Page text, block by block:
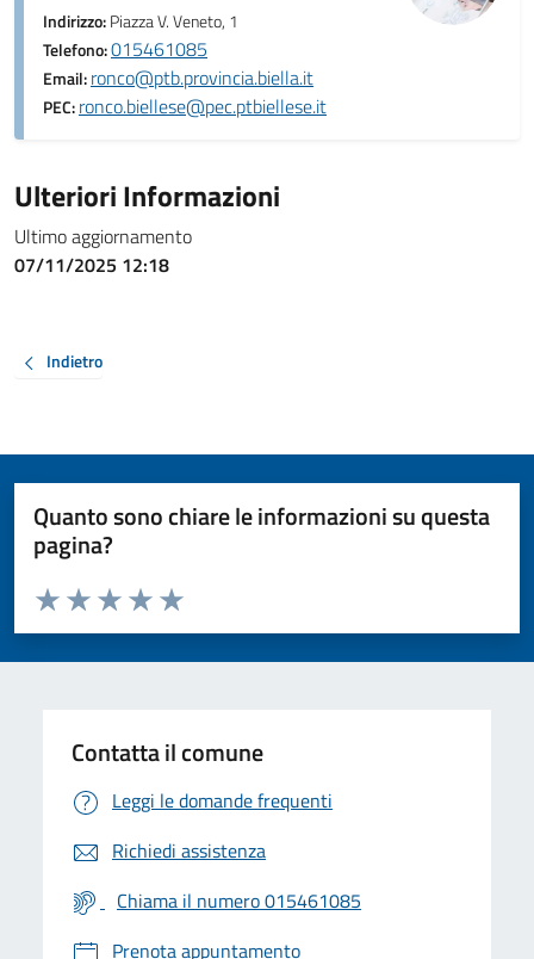
Indirizzo:Piazza V. Veneto, 1
Telefono:015461085
Email:ronco@ptb.provincia.biella.it
PEC:ronco.biellese@pec.ptbiellese.it
Ulteriori Informazioni
Ultimo aggiornamento
07/11/2025 12:18
Indietro
Quanto sono chiare le informazioni su questa
pagina?
Valuta da 1 a 5 stelle la pagina
Valuta 5 stelle su 5
Valuta 4 stelle su 5
Valuta 3 stelle su 5
Valuta 2 stelle su 5
Valuta 1 stelle su 5
Contatta il comune
Leggi le domande frequenti
Richiedi assistenza
Chiama il numero 015461085
Prenota appuntamento